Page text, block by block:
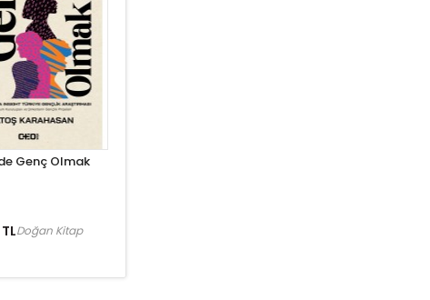
Genç Olmak
Doğan Kitap